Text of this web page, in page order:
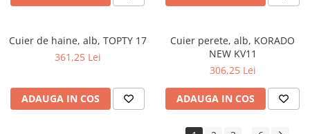
Cuier de haine, alb, TOPTY 17
361,25 Lei
ADAUGA IN COS
Cuier perete, alb, KORADO
NEW KV11
306,25 Lei
ADAUGA IN COS